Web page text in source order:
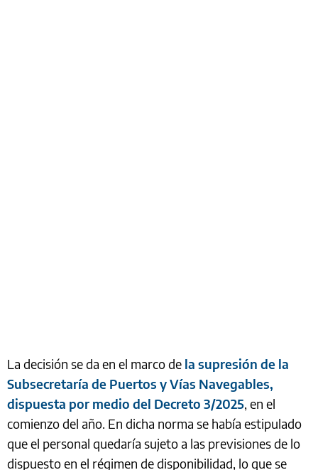
La decisión se da en el marco de la supresión de la
Subsecretaría de Puertos y Vías Navegables,
dispuesta por medio del Decreto 3/2025, en el
comienzo del año. En dicha norma se había estipulado
que el personal quedaría sujeto a las previsiones de lo
dispuesto en el régimen de disponibilidad, lo que se